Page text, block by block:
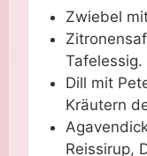
Zwiebel
Tafelessig.
Dill mit
Kräutern
Reissirup,